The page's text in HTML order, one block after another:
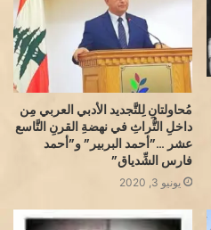
مُحاولتانِ لِلتَّجديد الأدبي العربي مِن
داخلِ التُّراثِ في نهضةِ القرنِ التَّاسع
عشر …”أحمد البربير” و”أحمد
فارس الشِّدياق”
يونيو 3, 2020